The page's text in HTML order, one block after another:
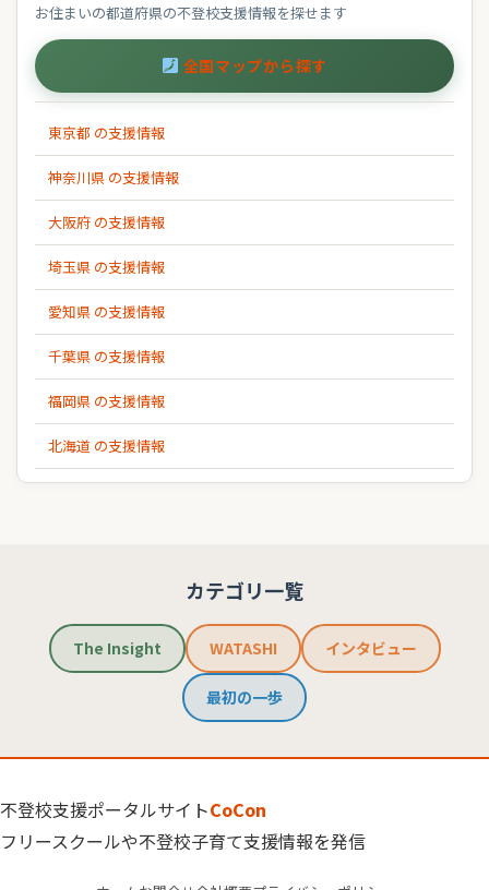
お住まいの都道府県の不登校支援情報を探せます
全国マップから探す
東京都 の支援情報
神奈川県 の支援情報
大阪府 の支援情報
埼玉県 の支援情報
愛知県 の支援情報
千葉県 の支援情報
福岡県 の支援情報
北海道 の支援情報
カテゴリ一覧
The Insight WATASHI インタビュー
最初の一歩
不登校支援ポータルサイトCoCon
フリースクールや不登校子育て支援情報を発信